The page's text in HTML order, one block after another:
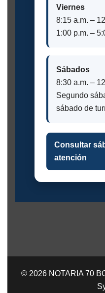
Viernes
8:15 a.m. –
1:00 p.m. –
Sábados
8:30 a.m. –
Segundo
sábado de
Consultar
atención
© 2026 NOTARIA 70